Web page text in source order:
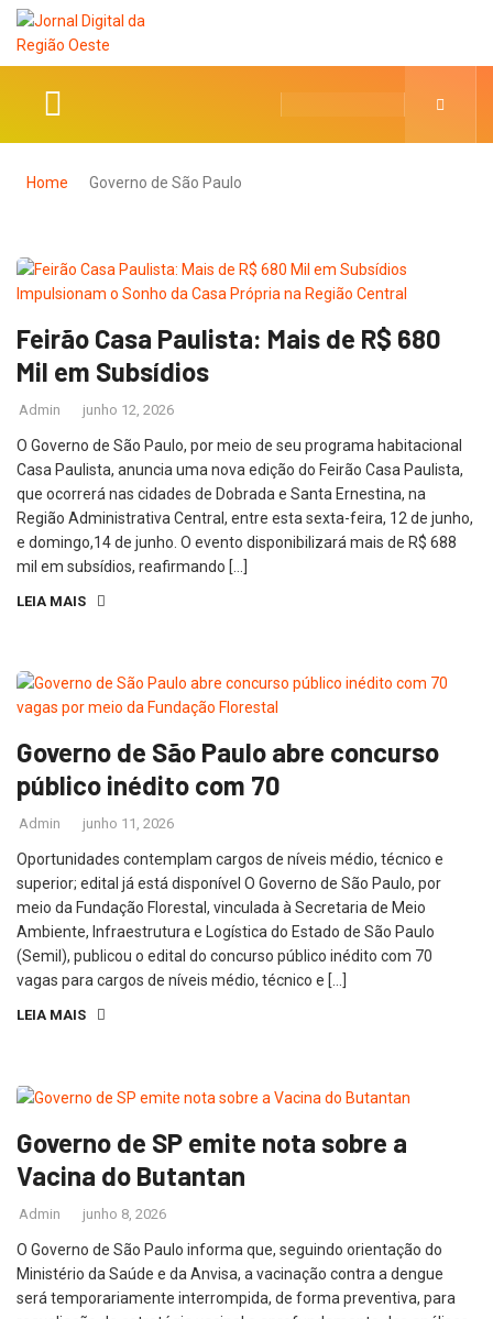
Home Governo de São Paulo
Feirão Casa Paulista: Mais de R$ 680
Mil em Subsídios
Admin junho 12, 2026
O Governo de São Paulo, por meio de seu programa habitacional
Casa Paulista, anuncia uma nova edição do Feirão Casa Paulista,
que ocorrerá nas cidades de Dobrada e Santa Ernestina, na
Região Administrativa Central, entre esta sexta-feira, 12 de junho,
e domingo,14 de junho. O evento disponibilizará mais de R$ 688
mil em subsídios, reafirmando […]
LEIA MAIS
Governo de São Paulo abre concurso
público inédito com 70
Admin junho 11, 2026
Oportunidades contemplam cargos de níveis médio, técnico e
superior; edital já está disponível O Governo de São Paulo, por
meio da Fundação Florestal, vinculada à Secretaria de Meio
Ambiente, Infraestrutura e Logística do Estado de São Paulo
(Semil), publicou o edital do concurso público inédito com 70
vagas para cargos de níveis médio, técnico e […]
LEIA MAIS
Governo de SP emite nota sobre a
Vacina do Butantan
Admin junho 8, 2026
O Governo de São Paulo informa que, seguindo orientação do
Ministério da Saúde e da Anvisa, a vacinação contra a dengue
será temporariamente interrompida, de forma preventiva, para